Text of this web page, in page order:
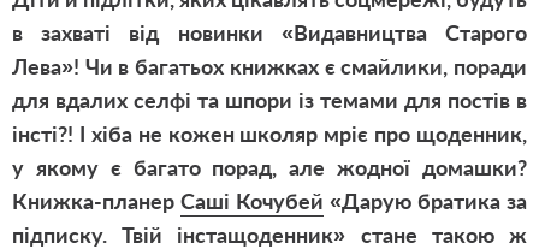
в захваті від новинки «Видавництва Старого
Лева»! Чи в багатьох книжках є смайлики, поради
для вдалих селфі та шпори із темами для постів в
інсті?! І хіба не кожен школяр мріє про щоденник,
у якому є багато порад, але жодної домашки?
Книжка-планер Саші Кочубей «Дарую братика за
підписку. Твій інстащоденник» стане такою ж